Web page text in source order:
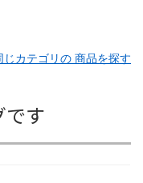
じカテゴリの 商品を探す
です